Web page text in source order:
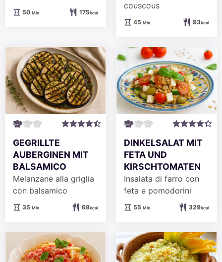
50Minuten
Min. 175kcal
couscous
45Minuten
Min. 93kcal
GEGRILLTE
AUBERGINEN MIT
BALSAMICO
Melanzane alla griglia
con balsamico
35Minuten
Min. 68kcal
DINKELSALAT MIT
FETA UND
KIRSCHTOMATEN
Insalata di farro con
feta e pomodorini
55Minuten
Min. 329kcal